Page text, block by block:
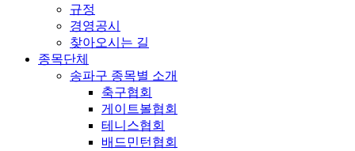
규정
경영공시
찾아오시는 길
종목단체
송파구 종목별 소개
축구협회
게이트볼협회
테니스협회
배드민턴협회